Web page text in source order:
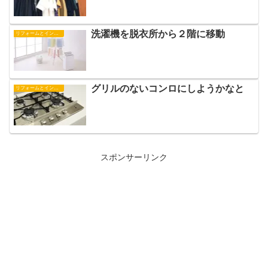
リフォームとインテリア 洗濯機を脱衣所から２階に移動
リフォームとインテリア グリルのないコンロにしようかなと
スポンサーリンク